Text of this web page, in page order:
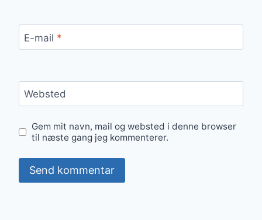
E-mail *
Websted
Gem mit navn, mail og websted i denne browser
til næste gang jeg kommenterer.